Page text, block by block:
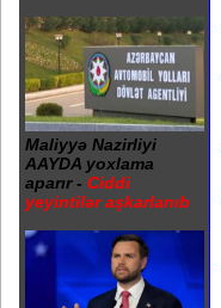
Maliyyə Nazirliyi
AAYDA yoxlama
aparır - Ciddi
yeyintilər aşkarlanıb